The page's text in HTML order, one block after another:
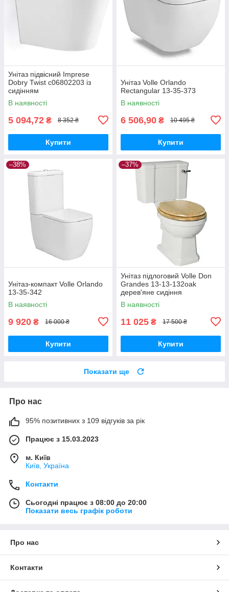
Унітаз підвісний Imprese
Dobry Twist c06802203 із
сидінням
В наявності
5 094,72 ₴ 8 352 ₴
Купити
Унітаз Volle Orlando
Rectangular 13-35-373
В наявності
6 506,90 ₴ 10 495 ₴
Купити
–38%
Унітаз-компакт Volle Orlando
13-35-342
В наявності
9 920 ₴ 16 000 ₴
Купити
–37%
Унітаз підлоговий Volle Don
Grandes 13-13-132oak
дерев'яне сидіння
В наявності
11 025 ₴ 17 500 ₴
Купити
Показати ще
Про нас
95% позитивних з 109 відгуків за рік
Працює з 15.03.2023
м. Київ
Київ, Україна
Контакти
Сьогодні працює з 08:00 до 20:00
Показати весь графік роботи
Про нас
Контакти